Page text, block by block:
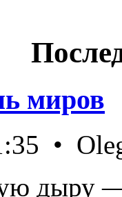
миров
•
дыру